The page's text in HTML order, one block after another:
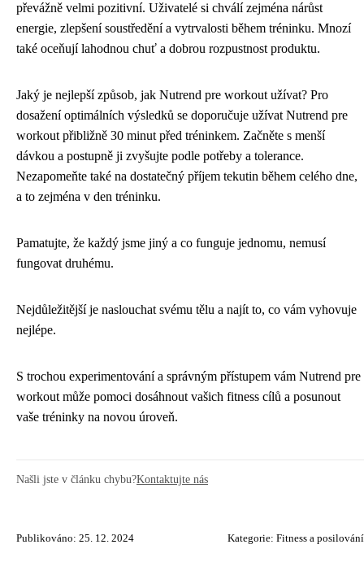
převážně velmi pozitivní. Uživatelé si chválí zejména nárůst
energie, zlepšení soustředění a vytrvalosti během tréninku. Mnozí
také oceňují lahodnou chuť a dobrou rozpustnost produktu.
Jaký je nejlepší způsob, jak Nutrend pre workout užívat? Pro
dosažení optimálních výsledků se doporučuje užívat Nutrend pre
workout přibližně 30 minut před tréninkem. Začněte s menší
dávkou a postupně ji zvyšujte podle potřeby a tolerance.
Nezapomeňte také na dostatečný příjem tekutin během celého dne,
a to zejména v den tréninku.
Pamatujte, že každý jsme jiný a co funguje jednomu, nemusí
fungovat druhému.
Nejdůležitější je naslouchat svému tělu a najít to, co vám vyhovuje
nejlépe.
S trochou experimentování a správným přístupem vám Nutrend pre
workout může pomoci dosáhnout vašich fitness cílů a posunout
vaše tréninky na novou úroveň.
Našli jste v článku chybu?Kontaktujte nás
Publikováno: 25. 12. 2024 Kategorie: Fitness a posilování